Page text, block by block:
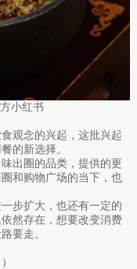
小红书
观念的兴起，这批兴起
的新选择。
出圈的品类，提供的更
和购物广场的当下，也
步扩大，也还有一定的
然存在，想要改变消费
要走。